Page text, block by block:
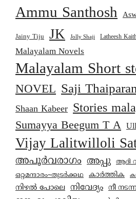
Ammu Santhosh
Jainy Tiju JK Jolly Shaji Latheesh
Malayalam Novels
Malayalam Short
NOVEL Saji
Shaan Kabeer Stories
Sumayya Beegum T A
Vijay Lalitwilloli
അപൂർവരാഗം അപ്പു ആദി
ഒറ്റമന്ദാരം~തുടർക്കഥ കാര്‍ത്തിക
നിഴൽ പോലെ നിവേദ്യം നീ